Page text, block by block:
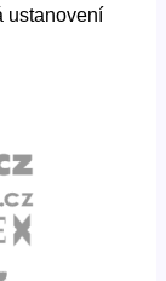
ustanovení